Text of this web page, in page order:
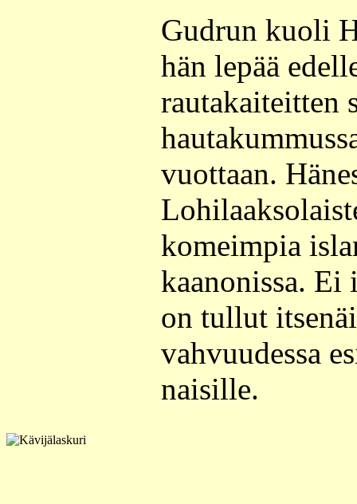
Gudrun kuoli
hän lepää
rautakaiteitten
vuottaan.
komeimpia
kaanonissa. Ei
on tullut
vahvuudessa
naisille.